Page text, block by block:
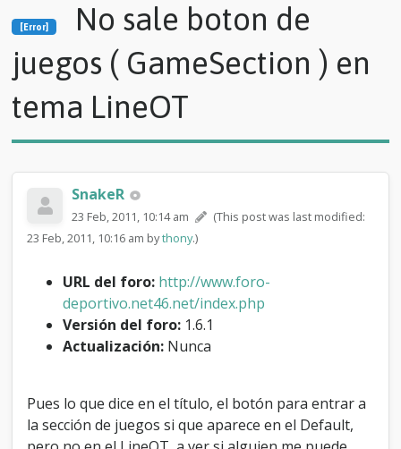
o
a
e
b
e
j
e
S
[Error]
No sale boton de
juegos ( GameSection ) en
tema LineOT
SnakeR
23 Feb, 2011, 10:14 am
(This post was last modified:
23 Feb, 2011, 10:16 am bythony.)
URL del foro: http://www.foro-
deportivo.net46.net/index.php
Versión del foro: 1.6.1
Actualización: Nunca
Pues lo que dice en el título, el botón para entrar a
la sección de juegos si que aparece en el Default,